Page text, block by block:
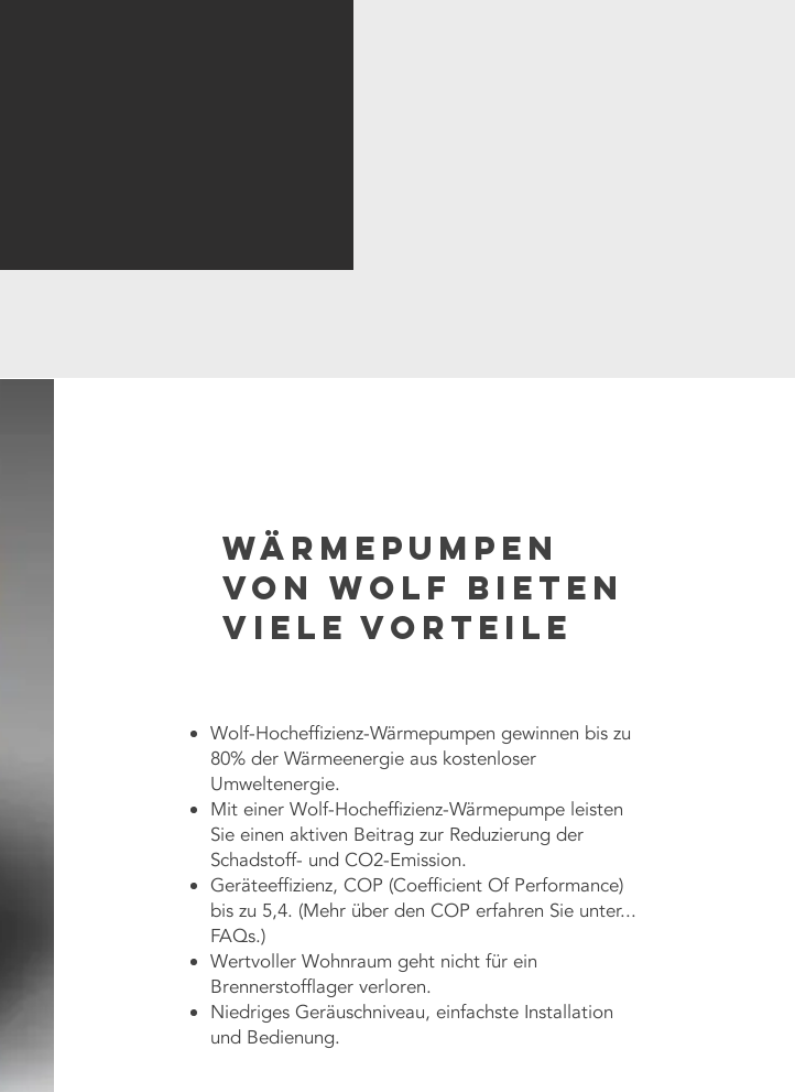
Wärmepumpen
von Wolf bieten
viele Vorteile
Wolf-Hocheffizienz-Wärmepumpen gewinnen bis zu
80% der Wärmeenergie aus kostenloser
Umweltenergie.
Mit einer Wolf-Hocheffizienz-Wärmepumpe leisten
Sie einen aktiven Beitrag zur Reduzierung der
Schadstoff- und CO2-Emission.
Geräteeffizienz, COP (Coefficient Of Performance)
bis zu 5,4. (Mehr über den COP erfahren Sie unter...
FAQs.)
Wertvoller Wohnraum geht nicht für ein
Brennerstofflager verloren.
Niedriges Geräuschniveau, einfachste Installation
und Bedienung.